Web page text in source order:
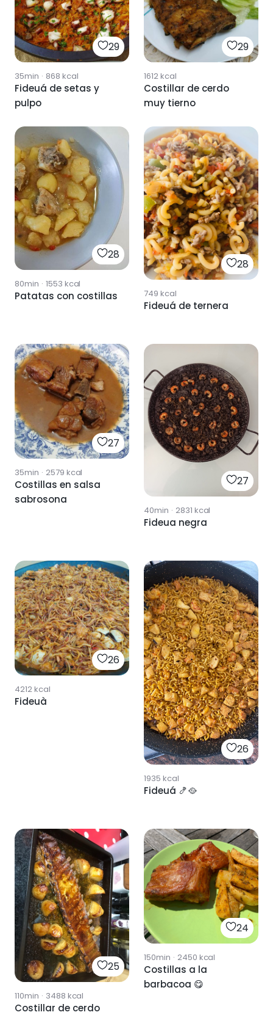
29
35min · 868 kcal
Fideuá de setas y
pulpo
29
1612kcal
Costillar de cerdo
muy tierno
28
80min · 1553 kcal
Patatas con costillas
28
749 kcal
Fideuá de ternera
27
35min · 2579 kcal
Costillas en salsa
sabrosona
27
40min · 2831 kcal
Fideua negra
26
4212kcal
Fideuà
26
1935 kcal
Fideuá 🍤🥘
25
110min · 3488 kcal
Costillar de cerdo
24
150min · 2450 kcal
Costillas a la
barbacoa 😋